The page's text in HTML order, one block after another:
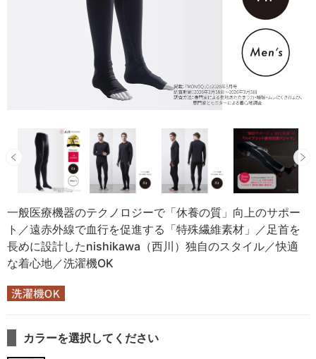
一般医療機器のテクノロジーで「休養の質」向上のサポー
ト／遠赤外線で血行を促進する「特殊繊維素材」／足首を
長めに設計したnishikawa（西川）独自のスタイル／快適
な着心地／洗濯機OK
カラーを選択してください